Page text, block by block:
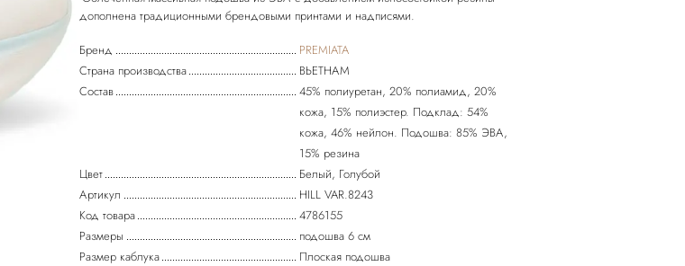
Бренд
PREMIATA
Страна производства
ВЬЕТНАМ
Состав
45% полиуретан, 20% полиамид, 20%
кожа, 15% полиэстер. Подклад: 54%
кожа, 46% нейлон. Подошва: 85% ЭВА,
15% резина
Цвет
Белый, Голубой
Артикул
HILL VAR.8243
Код товара
4786155
Размеры
подошва 6 см
Размер каблука
Плоская подошва